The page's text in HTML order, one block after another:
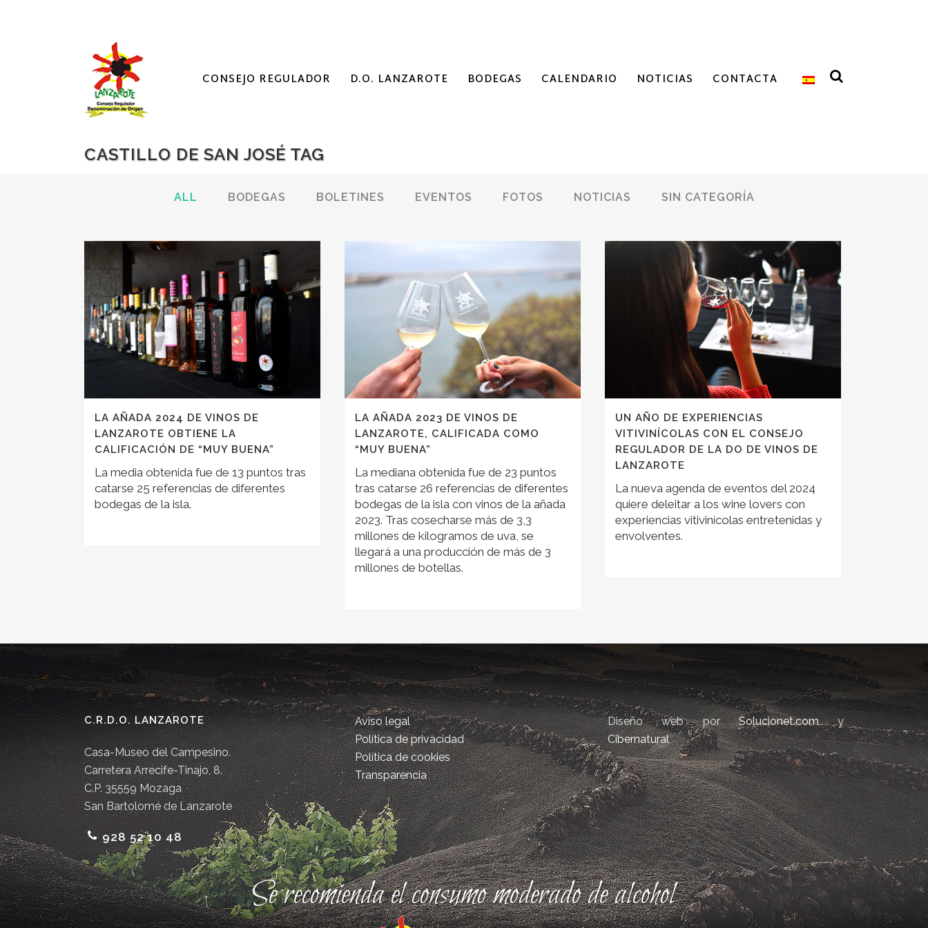
CONSEJO REGULADOR D.O. LANZAROTE BODEGAS CALENDARIO NOTICIAS CONTACTA
CASTILLO DE SAN JOSÉ TAG
ALL BODEGAS BOLETINES EVENTOS FOTOS NOTICIAS SIN CATEGORÍA
LA AÑADA 2024 DE VINOS DE
LANZAROTE OBTIENE LA
CALIFICACIÓN DE “MUY BUENA”
La media obtenida fue de 13 puntos tras
catarse 25 referencias de diferentes
bodegas de la isla.
LA AÑADA 2023 DE VINOS DE
LANZAROTE, CALIFICADA COMO
“MUY BUENA”
La mediana obtenida fue de 23 puntos
tras catarse 26 referencias de diferentes
bodegas de la isla con vinos de la añada
2023. Tras cosecharse más de 3,3
millones de kilogramos de uva, se
llegará a una producción de más de 3
millones de botellas.
UN AÑO DE EXPERIENCIAS
VITIVINÍCOLAS CON EL CONSEJO
REGULADOR DE LA DO DE VINOS DE
LANZAROTE
La nueva agenda de eventos del 2024
quiere deleitar a los wine lovers con
experiencias vitivinícolas entretenidas y
envolventes.
C.R.D.O. LANZAROTE
Casa-Museo del Campesino.
Carretera Arrecife-Tinajo, 8.
C.P. 35559 Mozaga
San Bartolomé de Lanzarote
928 52 10 48
Aviso legal
Política de privacidad
Política de cookies
Transparencia
Diseño web porSolucionet.comy
Cibernatural
Se recomienda el consumo moderado de alcohol